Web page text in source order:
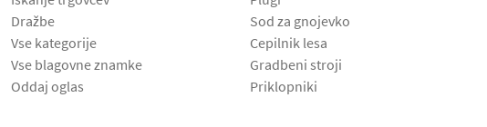
Dražbe
Vse kategorije
Vse blagovne znamke
Oddaj oglas
Sod za gnojevko
Cepilnik lesa
Gradbeni stroji
Priklopniki